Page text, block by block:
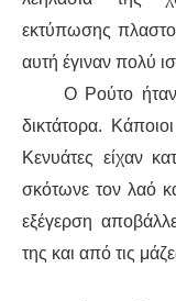
εκτύπωσης
αυτή έγιναν πολύ
Ο Ρούτο ήταν
δικτάτορα.
Κενυάτες είχαν
σκότωνε τον λαό
εξέγερση
της και από τις